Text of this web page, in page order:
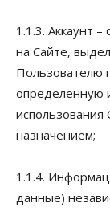
1.1.3. Аккаунт
на Сайте,
Пользователю
определенную
использования
назначением;
1.1.4.
данные)